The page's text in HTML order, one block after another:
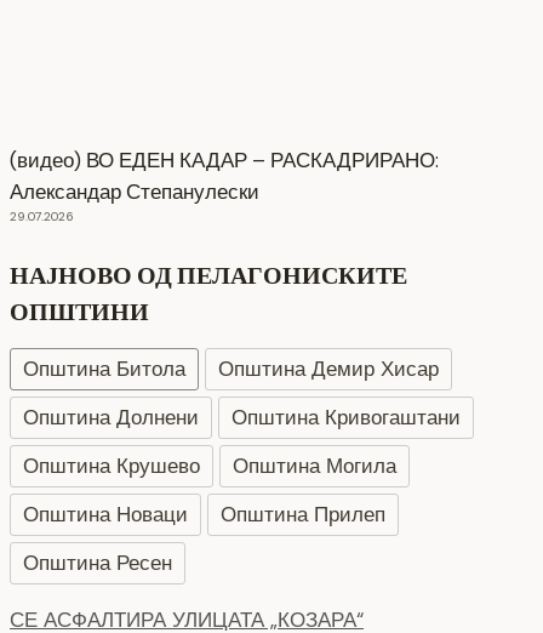
(видео) ВО ЕДЕН КАДАР – РАСКАДРИРАНО:
Александар Степанулески
29.07.2026
НАЈНОВО ОД ПЕЛАГОНИСКИТЕ
ОПШТИНИ
Општина Битола
Општина Демир Хисар
Општина Долнени
Општина Кривогаштани
Општина Крушево
Општина Могила
Општина Новаци
Општина Прилеп
Општина Ресен
СЕ АСФАЛТИРА УЛИЦАТА „КОЗАРА“